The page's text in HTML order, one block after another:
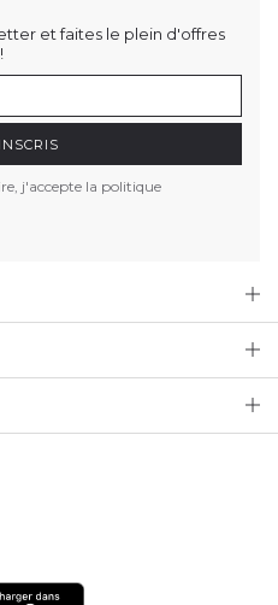
et faites le plein d'offres
j'accepte la politique